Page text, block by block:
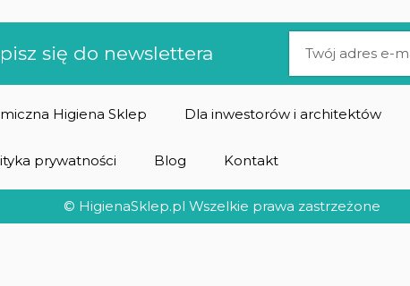
się do newslettera
Higiena Sklep Dla inwestorów i architektów
prywatności Blog Kontakt
© HigienaSklep.pl Wszelkie prawa zastrzeżone